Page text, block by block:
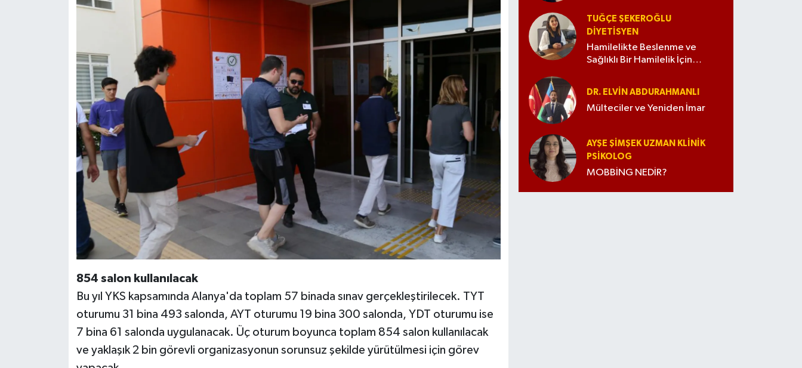
854 salon kullanılacak
Bu yıl YKS kapsamında Alanya'da toplam 57 binada sınav gerçekleştirilecek. TYT
oturumu 31 bina 493 salonda, AYT oturumu 19 bina 300 salonda, YDT oturumu ise
7 bina 61 salonda uygulanacak. Üç oturum boyunca toplam 854 salon kullanılacak
ve yaklaşık 2 bin görevli organizasyonun sorunsuz şekilde yürütülmesi için görev
TUĞÇE ŞEKEROĞLU
DIYETISYEN
Hamilelikte Beslenme ve
Sağlıklı Bir Hamilelik İçin
DR. ELVIN ABDURAHMANLI
Mülteciler ve Yeniden İmar
AYŞE ŞIMŞEK UZMAN KLINIK
PSIKOLOG
MOBBİNG NEDİR?